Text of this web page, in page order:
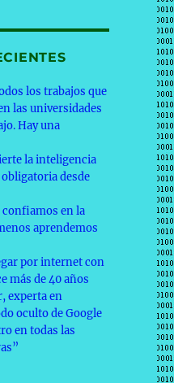
los trabajos que
las universidades
Hay una
la inteligencia
desde
confiamos en la
aprendemos
por internet con
más de 40 años
experta en
oculto de Google
en todas las